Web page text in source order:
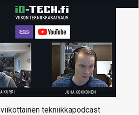
tekniikkapodcast